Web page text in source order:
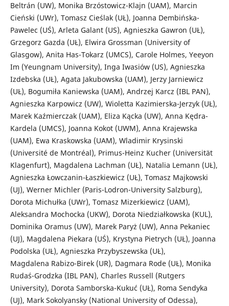
Beltrán (UW), Monika Brzóstowicz-Klajn (UAM), Marcin
Cieński (UWr), Tomasz Cieślak (UŁ), Joanna Dembińska-
Pawelec (UŚ), Arleta Galant (US), Agnieszka Gawron (UŁ),
Grzegorz Gazda (UŁ), Elwira Grossman (University of
Glasgow), Anita Has-Tokarz (UMCS), Carole Holmes, Yeeyon
Im (Yeungnam University), Inga Iwasiów (US), Agnieszka
Izdebska (UŁ), Agata Jakubowska (UAM), Jerzy Jarniewicz
(UŁ), Bogumiła Kaniewska (UAM), Andrzej Karcz (IBL PAN),
Agnieszka Karpowicz (UW), Wioletta Kazimierska-Jerzyk (UŁ),
Marek Kaźmierczak (UAM), Eliza Kącka (UW), Anna Kędra-
Kardela (UMCS), Joanna Kokot (UWM), Anna Krajewska
(UAM), Ewa Kraskowska (UAM), Wladimir Krysinski
(Université de Montréal), Primus-Heinz Kucher (Universität
Klagenfurt), Magdalena Lachman (UŁ), Natalia Lemann (UŁ),
Agnieszka Łowczanin-Łaszkiewicz (UŁ), Tomasz Majkowski
(UJ), Werner Michler (Paris-Lodron-University Salzburg),
Dorota Michułka (UWr), Tomasz Mizerkiewicz (UAM),
Aleksandra Mochocka (UKW), Dorota Niedziałkowska (KUL),
Dominika Oramus (UW), Marek Paryż (UW), Anna Pekaniec
(UJ), Magdalena Piekara (UŚ), Krystyna Pietrych (UŁ), Joanna
Podolska (UŁ), Agnieszka Przybyszewska (UŁ),
Magdalena Rabizo-Birek (UR), Dagmara Rode (UŁ), Monika
Rudaś-Grodzka (IBL PAN), Charles Russell (Rutgers
University), Dorota Samborska-Kukuć (UŁ), Roma Sendyka
(UJ), Mark Sokolyansky (National University of Odessa),